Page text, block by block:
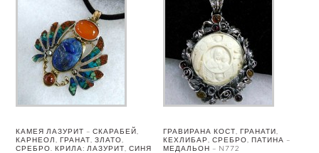
КАМЕЯ ЛАЗУРИТ – СКАРАБЕЙ,
КАРНЕОЛ, ГРАНАТ, ЗЛАТО,
СРЕБРО. КРИЛА: ЛАЗУРИТ, СИНЯ
ГРАВИРАНА КОСТ, ГРАНАТИ,
КЕХЛИБАР, СРЕБРО, ПАТИНА –
МЕДАЛЬОН – N772